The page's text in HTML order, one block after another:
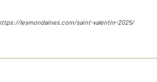
lesmondaines.com/saint-valentin-2025/